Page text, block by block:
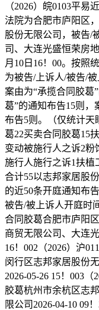
（2026）皖0103平易
法院为合肥市庐阳区
股份无限公司，被告/
司、大连光盛恒荣房
月10日16！00。按照
为被告/上诉人/被告/
案由为“承揽合同胶葛
葛”的通知布告15则，
布告5则。（仅统计天
葛22买卖合同胶葛15
变动被施行人之诉2粉
施行人施行之诉1扶植
合计55以志邦家居股
的近50条开庭通知布
被告/被上诉人开庭时
合同胶葛合肥市庐阳
商贸无限公司、大连
16！002（2026）沪
闵行区志邦家居股份
2026-05-26 15！003
胶葛杭州市余杭区志
限公司2026-04-10 09